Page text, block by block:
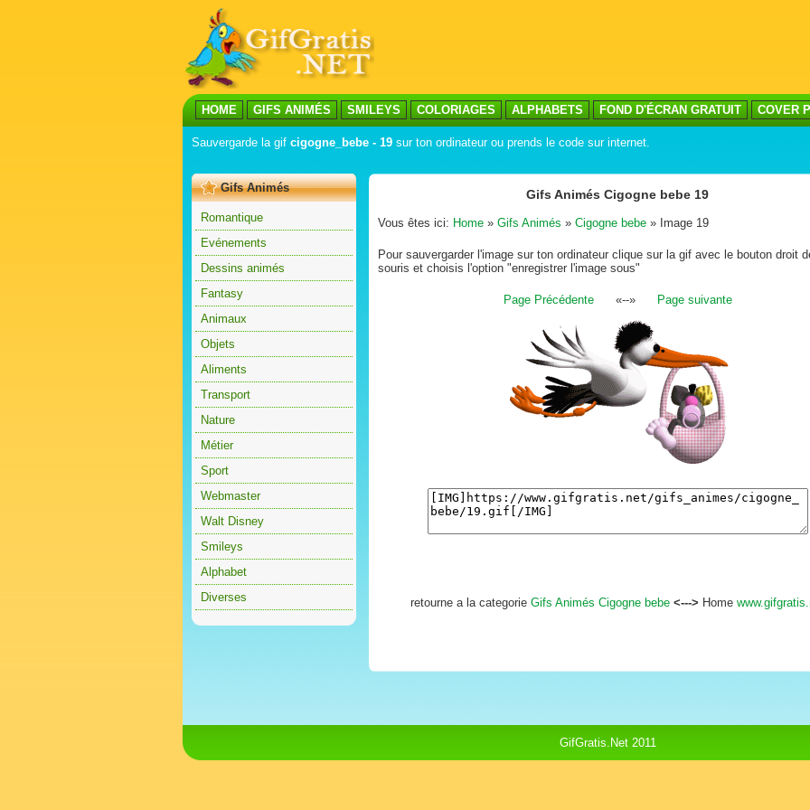
HOME GIFS ANIMÉS SMILEYS COLORIAGES ALPHABETS FOND D'ÉCRAN GRATUIT COVER
Sauvergarde la gif cigogne_bebe - 19 sur ton ordinateur ou prends le code sur internet.
Gifs Animés
Romantique
Evénements
Dessins animés
Fantasy
Animaux
Objets
Aliments
Transport
Nature
Métier
Sport
Webmaster
Walt Disney
Smileys
Alphabet
Diverses
Gifs Animés Cigogne bebe 19
Vous êtes ici: Home » Gifs Animés » Cigogne bebe » Image 19
Pour sauvergarder l'image sur ton ordinateur clique sur la gif avec le bouton droit
souris et choisis l'option "enregistrer l'image sous"
Page Précédente«--» Page suivante
retourne a la categorie Gifs Animés Cigogne bebe <---> Home
GifGratis.Net 2011